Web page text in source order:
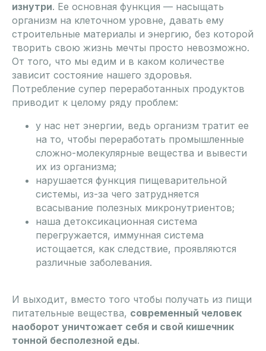
изнутри. Ее основная функция — насыщать
организм на клеточном уровне, давать ему
строительные материалы и энергию, без которой
творить свою жизнь мечты просто невозможно.
От того, что мы едим и в каком количестве
зависит состояние нашего здоровья.
Потребление супер переработанных продуктов
приводит к целому ряду проблем:
у нас нет энергии, ведь организм тратит ее
на то, чтобы переработать промышленные
сложно-молекулярные вещества и вывести
их из организма;
нарушается функция пищеварительной
системы, из-за чего затрудняется
всасывание полезных микронутриентов;
наша детоксикационная система
перегружается, иммунная система
истощается, как следствие, проявляются
различные заболевания.
И выходит, вместо того чтобы получать из пищи
питательные вещества, современный человек
наоборот уничтожает себя и свой кишечник
тонной бесполезной еды.